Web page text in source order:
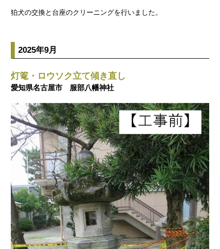
狛犬の交換と台座のクリーニングを行いました。
2025年9月
灯篭・ロウソク立て傾き直し
愛知県名古屋市 服部八幡神社